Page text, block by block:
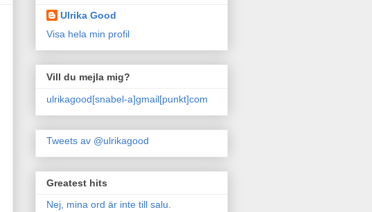
Ulrika Good
Visa hela min profil
Vill du mejla mig?
ulrikagood[snabel-a]gmail[punkt]com
Tweets av @ulrikagood
Greatest hits
Nej, mina ord är inte till salu.